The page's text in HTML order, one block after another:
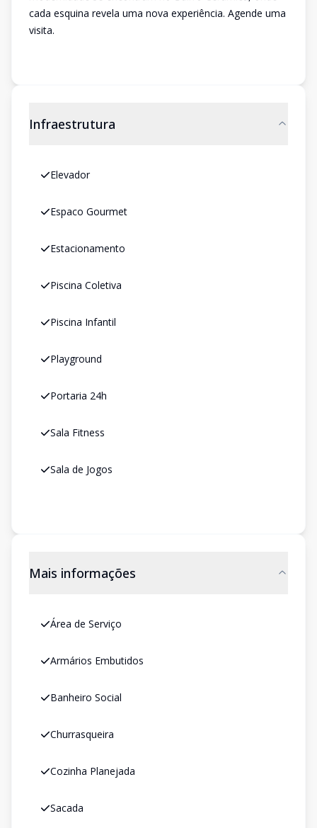
cada esquina revela uma nova experiência. Agende uma
visita.
Infraestrutura
Elevador
Espaco Gourmet
Estacionamento
Piscina Coletiva
Piscina Infantil
Playground
Portaria 24h
Sala Fitness
Sala de Jogos
Mais informações
Área de Serviço
Armários Embutidos
Banheiro Social
Churrasqueira
Cozinha Planejada
Sacada